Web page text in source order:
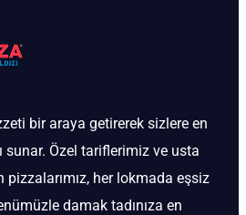
bir araya getirerek sizlere en
sunar. Özel tariflerimiz ve usta
pizzalarımız, her lokmada eşsiz
damak tadınıza en